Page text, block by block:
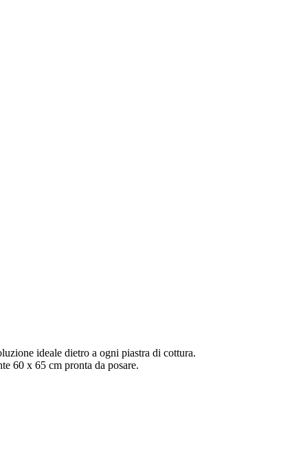
ideale dietro a ogni piastra di cottura.
60 x 65 cm pronta da posare.